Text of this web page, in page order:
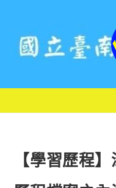
【學習歷程